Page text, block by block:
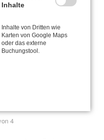
essen? Beides Quatsch!
für den Körper!
uns sprechen!
4
Inhalte
Inhalte von Dritten wie
Karten von Google Maps
oder das externe
Buchungstool.